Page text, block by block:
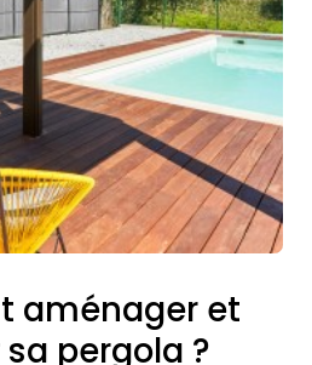
aménager et
pergola ?